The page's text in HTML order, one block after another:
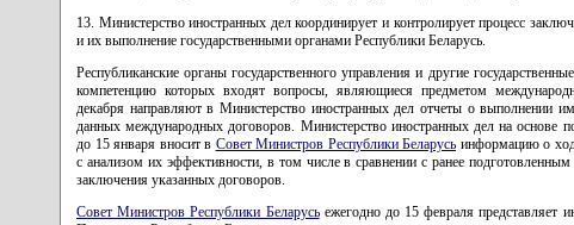
13. Министерство иностранных дел координирует и контролирует процесс
и их выполнение государственными органами Республики Беларусь.
Республиканские органы государственного управления и другие
компетенцию которых входят вопросы, являющиеся предметом
декабря направляют в Министерство иностранных дел отчеты о выполнении
данных международных договоров. Министерство иностранных дел на основе
до 15 января вносит в Совет Министров Республики Беларусь информацию о
с анализом их эффективности, в том числе в сравнении с ранее подготовленным
заключения указанных договоров.
Совет Министров Республики Беларусьежегодно до 15 февраля представляет